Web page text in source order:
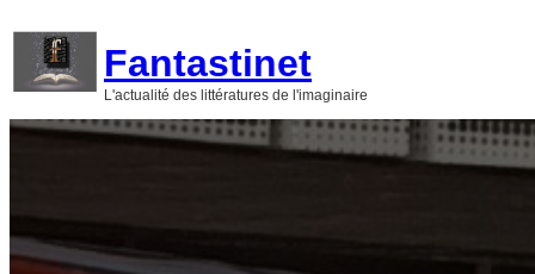
contenu
Fantastinet
L'actualité des littératures de l'imaginaire